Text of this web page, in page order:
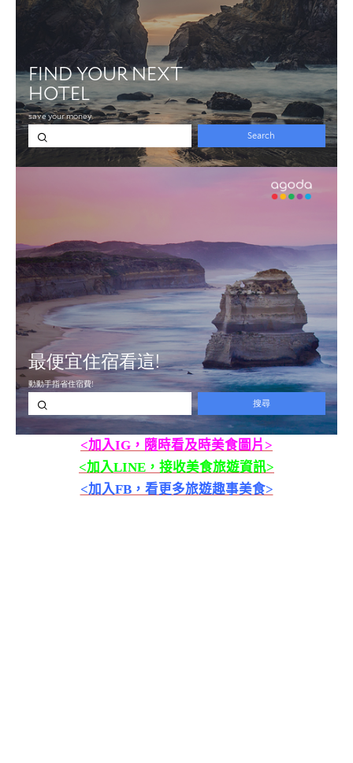
<加入IG，隨時看及時美食圖片>
<加入LINE，接收美食旅遊資訊>
<加入FB，看更多旅遊趣事美食>